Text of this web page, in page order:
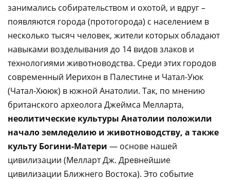
занимались собирательством и охотой, и вдруг –
появляются города (протогорода) с населением в
несколько тысяч человек, жители которых обладают
навыками возделывания до 14 видов злаков и
технологиями животноводства. Среди этих городов
современный Иерихон в Палестине и Чатал-Уюк
(Чатал-Хююк) в южной Анатолии. Так, по мнению
британского археолога Джеймса Мелларта,
неолитические культуры Анатолии положили
начало земледелию и животноводству, а также
культу Богини-Матери — основе нашей
цивилизации (Мелларт Дж. Древнейшие
цивилизации Ближнего Востока). Это событие